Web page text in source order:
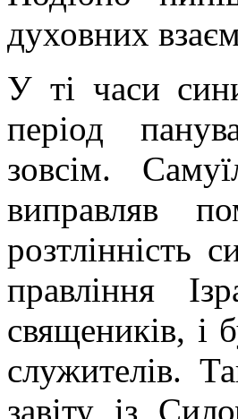
духовних
У ті часи
період
зовсім.
виправляв
правління
священиків, і
служителів.
завіту із